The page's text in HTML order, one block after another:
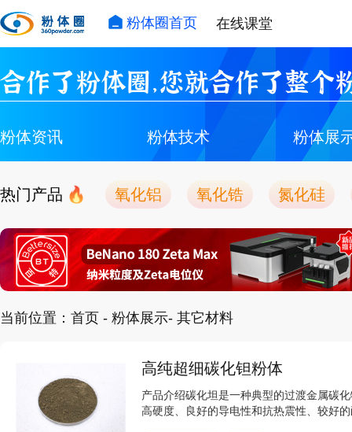
粉体圈首页 在线课堂
合作了粉体圈，您就合作了整个
粉体资讯 粉体技术 粉体展
热门产品 氧化铝 氧化锆 氮化硅
当前位置： 首页 - 粉体展示- 其它材料
高纯超细碳化钽粉体
产品介绍碳化坦是一种典型的过渡金属碳
高硬度、良好的导电性和抗热震性、较好